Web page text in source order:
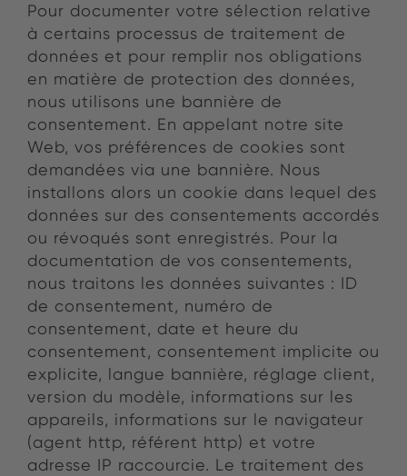
Pour documenter votre sélection relative
à certains processus de traitement de
données et pour remplir nos obligations
en matière de protection des données,
nous utilisons une bannière de
consentement. En appelant notre site
Web, vos préférences de cookies sont
demandées via une bannière. Nous
installons alors un cookie dans lequel des
données sur des consentements accordés
ou révoqués sont enregistrés. Pour la
documentation de vos consentements,
nous traitons les données suivantes : ID
de consentement, numéro de
consentement, date et heure du
consentement, consentement implicite ou
explicite, langue bannière, réglage client,
version du modèle, informations sur les
appareils, informations sur le navigateur
(agent http, référent http) et votre
adresse IP raccourcie. Le traitement des